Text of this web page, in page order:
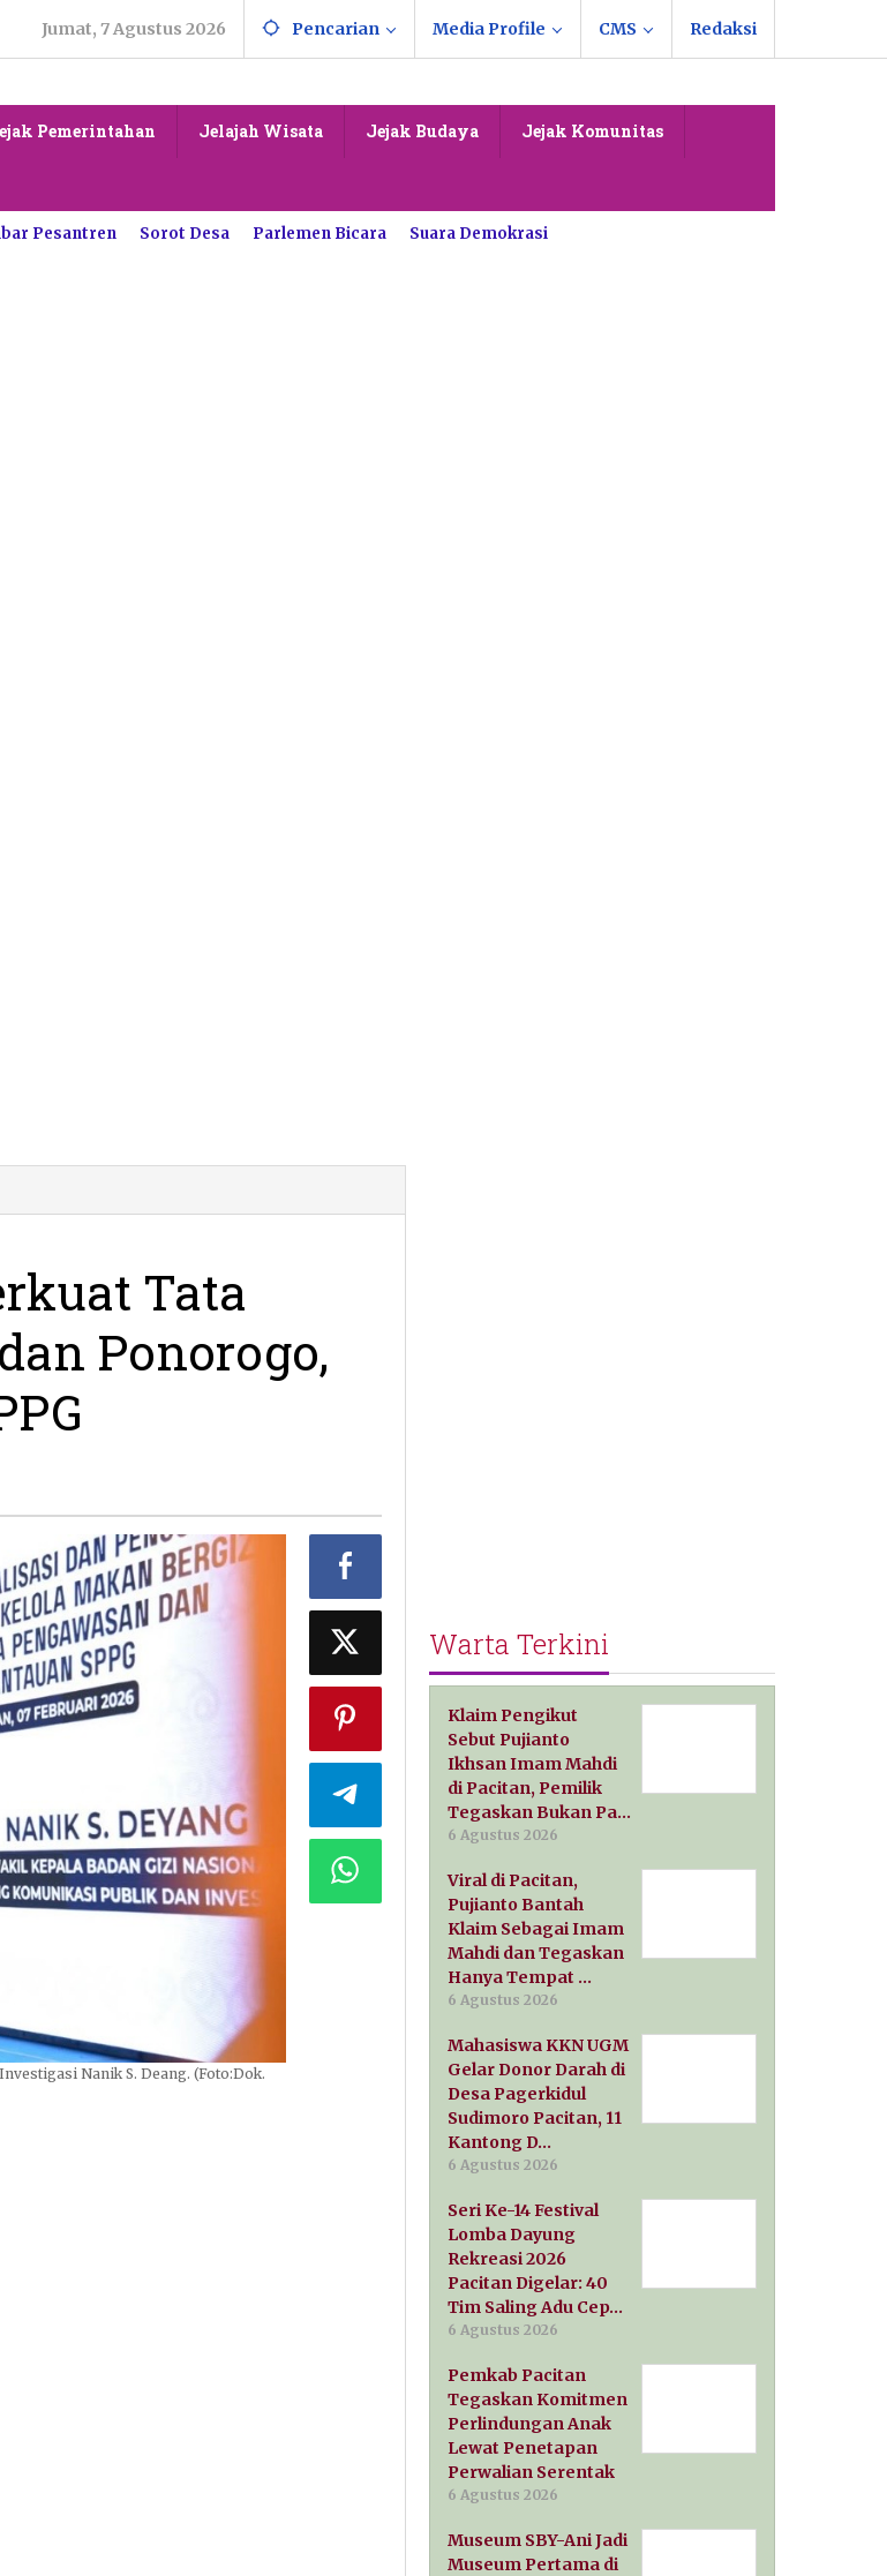
Jumat, 7 Agustus 2026 Pencarian Media Profile CMS Redaksi
Pemerintahan Jelajah Wisata Jejak Budaya Jejak Komunitas
Pesantren Sorot Desa Parlemen Bicara Suara Demokrasi
Tata
Ponorogo,
Nanik S. Deang. (Foto:Dok.
Warta Terkini
Klaim Pengikut
Sebut Pujianto
Ikhsan Imam Mahdi
di Pacitan, Pemilik
Tegaskan Bukan Pa…
6 Agustus 2026
Viral di Pacitan,
Pujianto Bantah
Klaim Sebagai Imam
Mahdi dan Tegaskan
Hanya Tempat …
6 Agustus 2026
Mahasiswa KKN UGM
Gelar Donor Darah di
Desa Pagerkidul
Sudimoro Pacitan, 11
Kantong D…
6 Agustus 2026
Seri Ke-14 Festival
Lomba Dayung
Rekreasi 2026
Pacitan Digelar: 40
Tim Saling Adu Cep…
6 Agustus 2026
Pemkab Pacitan
Tegaskan Komitmen
Perlindungan Anak
Lewat Penetapan
Perwalian Serentak
6 Agustus 2026
Museum SBY-Ani Jadi
Museum Pertama di